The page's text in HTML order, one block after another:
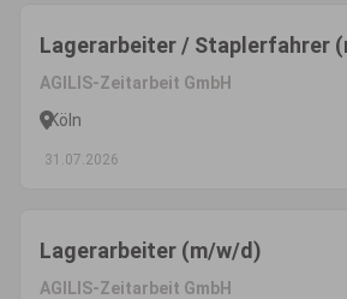
Lagerarbeiter / Staplerfahrer
AGILIS-Zeitarbeit GmbH
Köln
31.07.2026
Lagerarbeiter (m/w/d)
AGILIS-Zeitarbeit GmbH